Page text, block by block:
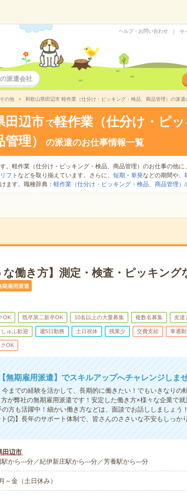
ヘルプ・お問い合わせ サ
派遣会社
の他 和歌山県田辺市 軽作業（仕分け・ピッキング・検品、商品管理）の派遣
田辺市 で軽作業（仕分け・ピ
理）
の派遣のお仕事情報一覧
。軽作業（仕分け・ピッキング・検品、商品管理）のお仕事の他に、
フト などを取り揃えています。さらに、 短期 ・ 単発などの期間や、
ます。職種辞典： 軽作業（仕分け・ピッキング・検品、商品管理）
な働き方】測定・検査・ピッキング
期雇用派遣
OK 既卒第二新卒OK 10名以上の大量募集 複数名募集 友達
しゅふ歓迎 週5日勤務 土日祝休 残業少 交費支給 車通
OK
無期雇用派遣】でスキルアップへチャレンジしま
今までの経験を活かして、長期的に働きたい！でもいきなりの
が弊社の無期雇用派遣です！安定した働き方×様々な企業で
の方も活躍中！細かい働き方などは、面談でお話ししましょう
(2)】長年のサポート体制で、皆さんのささいな不安もしっ
田辺市
から---分／紀伊新庄駅から---分／芳養駅から---分
～金（土日休み）